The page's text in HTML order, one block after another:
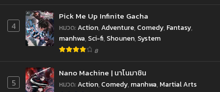
4
Pick Me Up Infinite Gacha
หมวด:Action,Adventure, Comedy, Fantasy,
manhwa, Sci-fi, Shounen, System
8
5
Nano Machine | นาโนมาชิน
หมวด:Action, Comedy, manhwa, Martial Arts